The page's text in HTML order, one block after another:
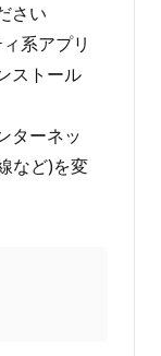
さい
系アプリ
ストール
ターネッ
など)を変